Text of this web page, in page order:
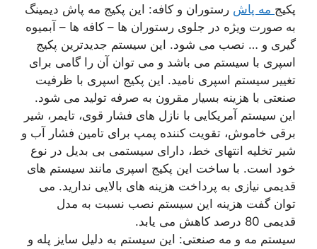
پکیج مه پاش رستوران و کافه: این پکیج مه پاش دیمینگ
به صورت ویژه در جلوی رستوران ها – کافه ها – آبمیوه
گیری و … نصب می شود. این سیستم جدیدترین پکیج
اسپری با سیستم می باشد و می توان آن را گامی برای
تغییر سیستم اسپری نامید. این پکیج اسپری با ظرفیت
صنعتی با هزینه بسیار مقرون به صرفه تولید می شود.
این سیستم آمریکایی با نازل های فشار قوی، تایمر، شیر
برقی خاموش، تقویت کننده پمپ برای تامین فشار آب و
شیر تخلیه انتهای خط، دارای سیستمی بی بدیل در نوع
خود است. با ساخت این پکیج اسپری مانند سیستم های
قدیمی نیازی به پرداخت هزینه های بالایی ندارید. می
توان گفت هزینه این سیستم نصب نسبت به مدل
قدیمی 80 درصد کاهش می یابد.
سیستم مه و مه صنعتی: این سیستم به دلیل سایز پله و